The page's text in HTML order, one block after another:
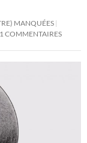
MANQUÉES
COMMENTAIRES